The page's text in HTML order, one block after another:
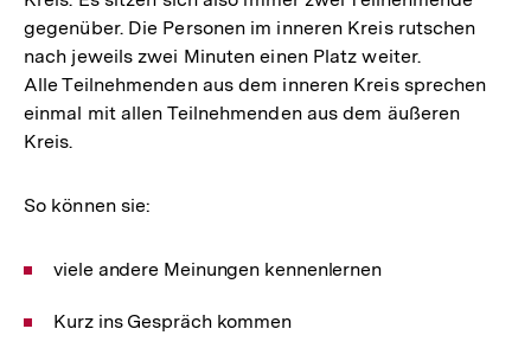
gegenüber. Die Personen im inneren Kreis rutschen
nach jeweils zwei Minuten einen Platz weiter.
Alle Teilnehmenden aus dem inneren Kreis sprechen
einmal mit allen Teilnehmenden aus dem äußeren
Kreis.
So können sie:
viele andere Meinungen kennenlernen
Kurz ins Gespräch kommen